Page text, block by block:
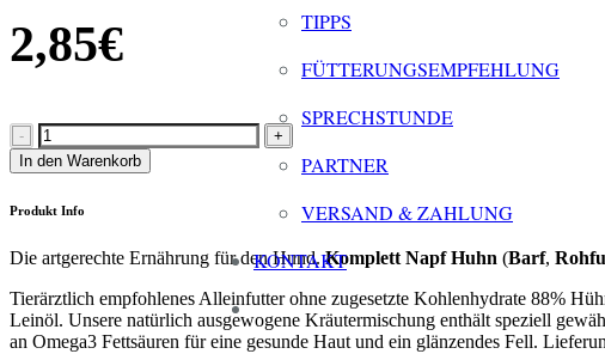
TIPPS
FÜTTERUNGSEMPFEHLUNG
SPRECHSTUNDE
PARTNER
VERSAND & ZAHLUNG
KONTAKT
2,85€
Komplett
Napf
Huhn
Barf
Lippstadt
In den Warenkorb
Produkt Info
Die artgerechte Ernährung für den Hund.Komplett Napf Huhn (Barf,
Tierärztlich empfohlenes Alleinfutter ohne zugesetzte Kohlenhydrate 88%
Leinöl. Unsere natürlich ausgewogene Kräutermischung enthält speziell
an Omega3 Fettsäuren für eine gesunde Haut und ein glänzendes Fell.